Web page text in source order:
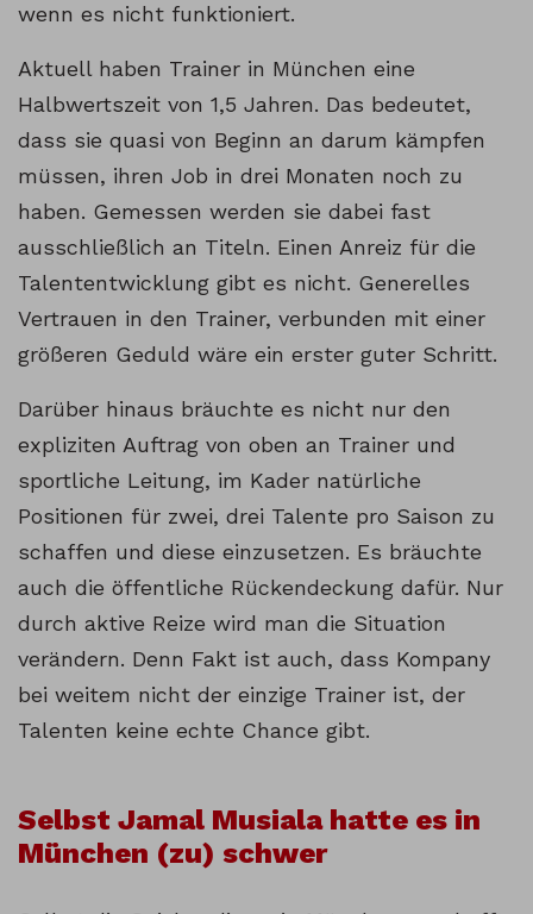
wenn es nicht funktioniert.
Aktuell haben Trainer in München eine
Halbwertszeit von 1,5 Jahren. Das bedeutet,
dass sie quasi von Beginn an darum kämpfen
müssen, ihren Job in drei Monaten noch zu
haben. Gemessen werden sie dabei fast
ausschließlich an Titeln. Einen Anreiz für die
Talententwicklung gibt es nicht. Generelles
Vertrauen in den Trainer, verbunden mit einer
größeren Geduld wäre ein erster guter Schritt.
Darüber hinaus bräuchte es nicht nur den
expliziten Auftrag von oben an Trainer und
sportliche Leitung, im Kader natürliche
Positionen für zwei, drei Talente pro Saison zu
schaffen und diese einzusetzen. Es bräuchte
auch die öffentliche Rückendeckung dafür. Nur
durch aktive Reize wird man die Situation
verändern. Denn Fakt ist auch, dass Kompany
bei weitem nicht der einzige Trainer ist, der
Talenten keine echte Chance gibt.
Selbst Jamal Musiala hatte es in
München (zu) schwer